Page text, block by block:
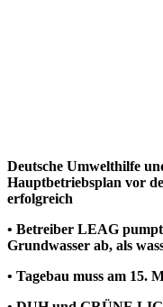
Deutsche Umwelthilfe
Hauptbetriebsplan vor
erfolgreich
• Betreiber LEAG
Grundwasser ab, als
• Tagebau muss am 15.